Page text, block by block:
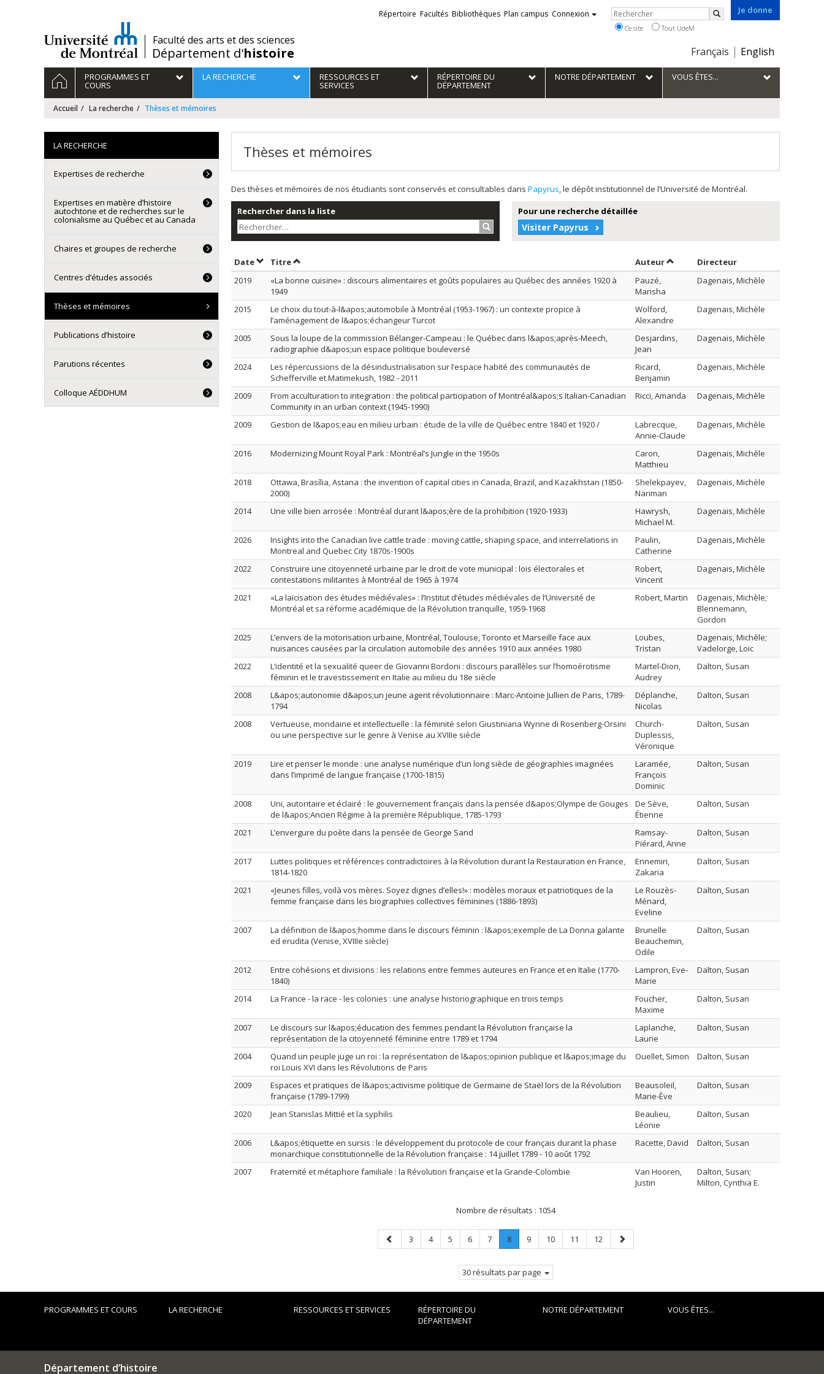
/Faculté des arts et des sciences
Département d'histoire
Je donne
Choix
la
langue
Français English
Liens
externes
Répertoire Facultés Bibliothèques Plan campus Connexion Rechercher
Rechercher
Ce site Tout UdeM
Navigation
principale
ACCUEILPROGRAMMES ET
COURS
LA RECHERCHE RESSOURCES ET
SERVICES
RÉPERTOIRE DU
DÉPARTEMENT
NOTRE DÉPARTEMENT VOUS ÊTES...
Accueil La recherche Thèses et mémoires
Thèses et mémoires
Des thèses et mémoires de nos étudiants sont conservés et consultables dans Papyrus, le dépôt institutionnel de l’Université de Montréal.
Rechercher dans la liste
Rechercher…
Pour une recherche détaillée
Visiter Papyrus
DateTrier par date en ordre croissant
TitreTrier par titre en ordre croissant AuteurTrier par auteur en ordre croissant
Directeur
2019
«La bonne cuisine» : discours alimentaires et goûts populaires au Québec des années 1920 à
1949
Pauzé,
Marisha
Dagenais, Michèle
2015
Le choix du tout-à-l&apos;automobile à Montréal (1953-1967) : un contexte propice à
l’aménagement de l&apos;échangeur Turcot
Wolford,
Alexandre
Dagenais, Michèle
2005
Sous la loupe de la commission Bélanger-Campeau : le Québec dans l&apos;après-Meech,
radiographie d&apos;un espace politique bouleversé
Desjardins,
Jean
Dagenais, Michèle
2024
Les répercussions de la désindustrialisation sur l’espace habité des communautés de
Schefferville et Matimekush, 1982 - 2011
Ricard,
Benjamin
Dagenais, Michèle
2009
From acculturation to integration : the political participation of Montréal&apos;s Italian-Canadian
Community in an urban context (1945-1990)
Ricci, Amanda Dagenais, Michèle
2009 Gestion de l&apos;eau en milieu urbain : étude de la ville de Québec entre 1840 et 1920 /
Labrecque,
Annie-Claude
Dagenais, Michèle
2016 Modernizing Mount Royal Park : Montréal’s Jungle in the 1950s
Caron,
Matthieu
Dagenais, Michèle
2018
Ottawa, Brasília, Astana : the invention of capital cities in Canada, Brazil, and Kazakhstan (1850-
2000)
Shelekpayev,
Nariman
Dagenais, Michèle
2014 Une ville bien arrosée : Montréal durant l&apos;ère de la prohibition (1920-1933)
Hawrysh,
Michael M.
Dagenais, Michèle
2026
Insights into the Canadian live cattle trade : moving cattle, shaping space, and interrelations in
Montreal and Quebec City 1870s-1900s
Paulin,
Catherine
Dagenais, Michèle
2022
Construire une citoyenneté urbaine par le droit de vote municipal : lois électorales et
contestations militantes à Montréal de 1965 à 1974
Robert,
Vincent
Dagenais, Michèle
2021
«La laïcisation des études médiévales» : l’Institut d’études médiévales de l’Université de
Montréal et sa réforme académique de la Révolution tranquille, 1959-1968
Robert, Martin
Dagenais, Michèle;
Blennemann,
Gordon
2025
L’envers de la motorisation urbaine, Montréal, Toulouse, Toronto et Marseille face aux
nuisances causées par la circulation automobile des années 1910 aux années 1980
Loubes,
Tristan
Dagenais, Michèle;
Vadelorge, Loïc
2022
L’identité et la sexualité queer de Giovanni Bordoni : discours parallèles sur l’homoérotisme
féminin et le travestissement en Italie au milieu du 18e siècle
Martel-Dion,
Audrey
Dalton, Susan
2008
L&apos;autonomie d&apos;un jeune agent révolutionnaire : Marc-Antoine Jullien de Paris, 1789-
1794
Déplanche,
Nicolas
Dalton, Susan
2008
Vertueuse, mondaine et intellectuelle : la féminité selon Giustiniana Wynne di Rosenberg-Orsini
ou une perspective sur le genre à Venise au XVIIIe siècle
Church-
Duplessis,
Véronique
Dalton, Susan
2019
Lire et penser le monde : une analyse numérique d’un long siècle de géographies imaginées
dans l’imprimé de langue française (1700-1815)
Laramée,
François
Dominic
Dalton, Susan
2008
Uni, autoritaire et éclairé : le gouvernement français dans la pensée d&apos;Olympe de Gouges
de l&apos;Ancien Régime à la première République, 1785-1793
De Sève,
Étienne
Dalton, Susan
2021 L’envergure du poète dans la pensée de George Sand
Ramsay-
Piérard, Anne
Dalton, Susan
2017
Luttes politiques et références contradictoires à la Révolution durant la Restauration en France,
1814-1820
Ennemiri,
Zakaria
Dalton, Susan
2021
«Jeunes filles, voilà vos mères. Soyez dignes d’elles!» : modèles moraux et patriotiques de la
femme française dans les biographies collectives féminines (1886-1893)
Le Rouzès-
Ménard,
Eveline
Dalton, Susan
2007
La définition de l&apos;homme dans le discours féminin : l&apos;exemple de La Donna galante
ed erudita (Venise, XVIIIe siècle)
Brunelle
Beauchemin,
Odile
Dalton, Susan
2012
Entre cohésions et divisions : les relations entre femmes auteures en France et en Italie (1770-
1840)
Lampron, Eve-
Marie
Dalton, Susan
2014 La France - la race - les colonies : une analyse historiographique en trois temps
Foucher,
Maxime
Dalton, Susan
2007
Le discours sur l&apos;éducation des femmes pendant la Révolution française la
représentation de la citoyenneté féminine entre 1789 et 1794
Laplanche,
Laurie
Dalton, Susan
2004
Quand un peuple juge un roi : la représentation de l&apos;opinion publique et l&apos;image du
roi Louis XVI dans les Révolutions de Paris
Ouellet, Simon Dalton, Susan
2009
Espaces et pratiques de l&apos;activisme politique de Germaine de Staël lors de la Révolution
française (1789-1799)
Beausoleil,
Marie-Ève
Dalton, Susan
2020 Jean Stanislas Mittié et la syphilis
Beaulieu,
Léonie
Dalton, Susan
2006
L&apos;étiquette en sursis : le développement du protocole de cour français durant la phase
monarchique constitutionnelle de la Révolution française : 14 juillet 1789 - 10 août 1792
Racette, David Dalton, Susan
2007 Fraternité et métaphore familiale : la Révolution française et la Grande-Colombie
Van Hooren,
Justin
Dalton, Susan;
Milton, Cynthia E.
Nombre de résultats : 1054
Page
précédente
Page
3 Page
4 Page
5 Page
6 Page
7 Page
8.
Page
Page
9 Page
10 Page
11 Page
12
Page
suivante
30 résultats par page
LA RECHERCHE
Expertises de recherche
Expertises en matière d’histoire
autochtone et de recherches sur le
colonialisme au Québec et au Canada
Chaires et groupes de recherche
Centres d’études associés
Thèses et mémoires
Publications d’histoire
Parutions récentes
Colloque AÉDDHUM
PROGRAMMES ET COURS LA RECHERCHE RESSOURCES ET SERVICES
RÉPERTOIRE DU
DÉPARTEMENT
NOTRE DÉPARTEMENT VOUS ÊTES...
Département d’histoire